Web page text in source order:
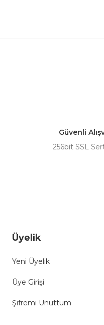
Güvenli
256bit SSL
Üyelik
Yeni Üyelik
Üye Girişi
Şifremi Unuttum